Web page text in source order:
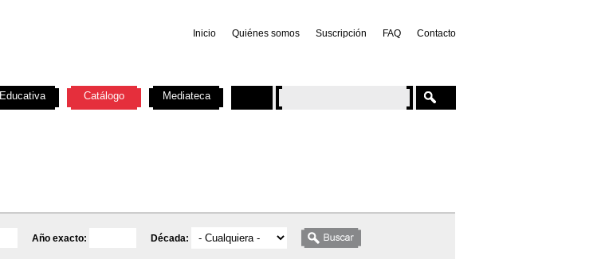
Inicio Quiénes somos Suscripción FAQ Contacto
Año exacto: Década:
Educativa Catálogo Mediateca